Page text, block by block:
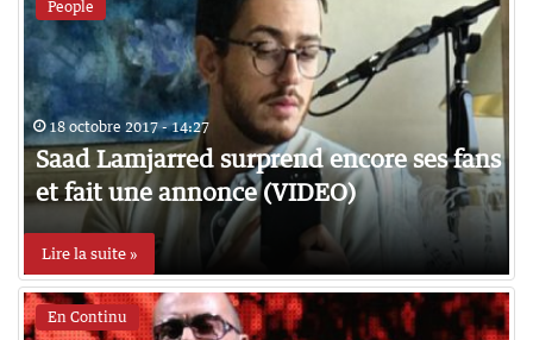
People
18 octobre 2017 - 14:27
Saad Lamjarred surprend encore ses fans
et fait une annonce (VIDEO)
Lire la suite »
En Continu